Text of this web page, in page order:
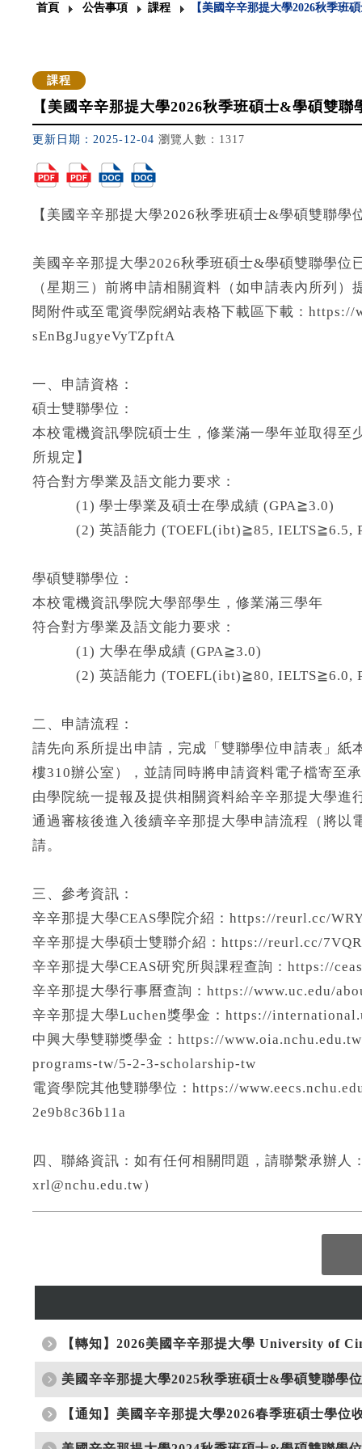
首頁 公告事項 課程 【美國辛辛那提大學2026秋季班
課程
【美國辛辛那提大學2026秋季班碩士&學碩雙聯
更新日期：2025-12-04 瀏覽人數：1317
【美國辛辛那提大學2026秋季班碩士&學碩雙聯學
美國辛辛那提大學2026秋季班碩士&學碩雙聯學
（星期三）前將申請相關資料（如申請表內所列
閱附件或至電資學院網站表格下載區下載：
sEnBgJugyeVyTZpftA
一、申請資格：
碩士雙聯學位：
本校電機資訊學院碩士生，修業滿一學年並取得
所規定】
符合對方學業及語文能力要求：
(1) 學士學業及碩士在學成績 (GPA≧3.0)
(2) 英語能力 (TOEFL(ibt)≧85, IELTS≧6.5,
學碩雙聯學位：
本校電機資訊學院大學部學生，修業滿三學年
符合對方學業及語文能力要求：
(1) 大學在學成績 (GPA≧3.0)
(2) 英語能力 (TOEFL(ibt)≧80, IELTS≧6.0,
二、申請流程：
請先向系所提出申請，完成「雙聯學位申請表」
樓310辦公室），並請同時將申請資料電子檔寄至
由學院統一提報及提供相關資料給辛辛那提大學進
通過審核後進入後續辛辛那提大學申請流程（將
請。
三、參考資訊：
辛辛那提大學CEAS學院介紹：https://reurl.cc/
辛辛那提大學碩士雙聯介紹：https://reurl.cc/
辛辛那提大學CEAS研究所與課程查詢：https://
辛辛那提大學行事曆查詢：https://www.uc.edu/
辛辛那提大學Luchen獎學金：https://
中興大學雙聯獎學金：https://
programs-tw/5-2-3-scholarship-tw
電資學院其他雙聯學位：https://
2e9b8c36b11a
四、聯絡資訊：如有任何相關問題，請聯繫承辦
xrl@nchu.edu.tw）
【轉知】2026美國辛辛那提大學 University of
美國辛辛那提大學2025秋季班碩士&學碩雙聯學
【通知】美國辛辛那提大學2026春季班碩士學